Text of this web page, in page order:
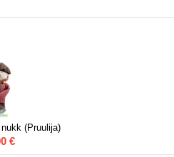
(Pruulija)
€